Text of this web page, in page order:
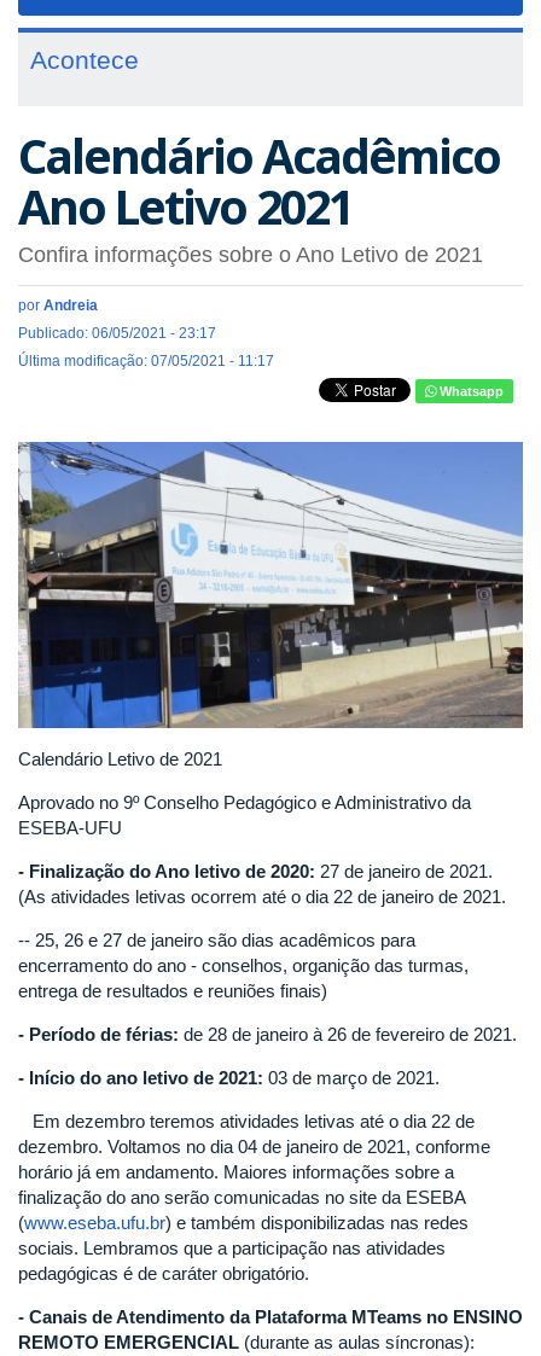
Acontece
Calendário Acadêmico
Ano Letivo 2021
Confira informações sobre o Ano Letivo de 2021
por Andreia
Publicado: 06/05/2021 - 23:17
Última modificação: 07/05/2021 - 11:17
Whatsapp
Calendário Letivo de 2021
Aprovado no 9º Conselho Pedagógico e Administrativo da
ESEBA-UFU
- Finalização do Ano letivo de 2020: 27 de janeiro de 2021.
(As atividades letivas ocorrem até o dia 22 de janeiro de 2021.
-- 25, 26 e 27 de janeiro são dias acadêmicos para
encerramento do ano - conselhos, organição das turmas,
entrega de resultados e reuniões finais)
- Período de férias: de 28 de janeiro à 26 de fevereiro de 2021.
- Início do ano letivo de 2021: 03 de março de 2021.
Em dezembro teremos atividades letivas até o dia 22 de
dezembro. Voltamos no dia 04 de janeiro de 2021, conforme
horário já em andamento. Maiores informações sobre a
finalização do ano serão comunicadas no site da ESEBA
(www.eseba.ufu.br) e também disponibilizadas nas redes
sociais. Lembramos que a participação nas atividades
pedagógicas é de caráter obrigatório.
- Canais de Atendimento da Plataforma MTeams no ENSINO
REMOTO EMERGENCIAL (durante as aulas síncronas):